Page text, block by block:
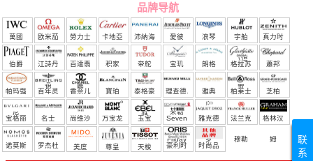
品牌导航
萬國 欧米茄 勞力士 卡地亞 沛納海 愛彼 浪琴 宇舶
（恒
宝）
真力时
伯爵 江詩丹
頓
百達翡
麗
积家 帝舵 宝玑 朗格 格拉苏
蒂
蕭邦
帕玛强
尼
百年灵 香奈儿 寶珀 泰格豪
雅
理查德.
米勒
雅典 柏莱士 芝柏
宝格丽 名士 尚维沙 万宝龙 玉宝 Seven
Friday
雅克德
罗
法兰克
穆勒
格林汉
姆
诺莫斯
罗杰杜 美度 尊皇 天梭 豪利时 时尚品
联
系